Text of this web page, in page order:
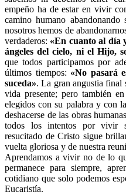
empeño ha de estar en vivir
camino humano
nosotros hemos de
verdaderos: «En cuanto al día
ángeles del cielo, ni el Hijo,
que todos participamos por
últimos tiempos: «No pasará
suceda». La gran angustia final
vida presente; pero también
elegidos con su palabra y con
deshacerse de las obras
todos los intentos por vivir
resucitado de Cristo sigue
vuelta gloriosa y de nuestra
Aprendamos a vivir no de lo
permanece para siempre,
cotidiano que solo podemos
Eucaristía.